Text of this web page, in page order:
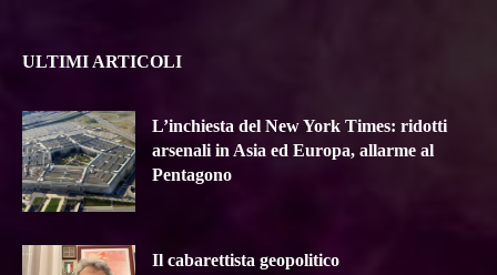
ULTIMI ARTICOLI
L’inchiesta del New York Times: ridotti
arsenali in Asia ed Europa, allarme al
Pentagono
Il cabarettista geopolitico